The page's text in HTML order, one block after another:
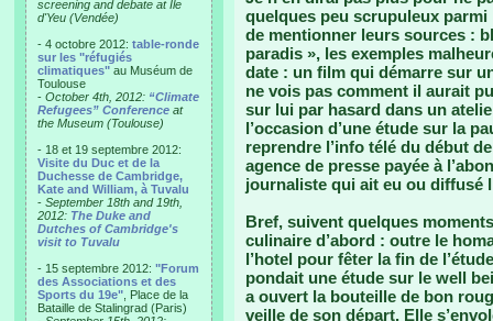
screening and debate at Ile
d'Yeu (Vendée)
- 4 octobre 2012: table-ronde
sur les "réfugiés
climatiques" au Muséum de
Toulouse
- October 4th, 2012: “Climate
Refugees” Conference at
the Museum (Toulouse)
- 18 et 19 septembre 2012:
Visite du Duc et de la
Duchesse de Cambridge,
Kate and William, à Tuvalu
- September 18th and 19th,
2012: The Duke and
Dutches of Cambridge's
visit to Tuvalu
- 15 septembre 2012: "Forum
des Associations et des
Sports du 19e" , Place de la
Bataille de Stalingrad (Paris)
quelques peu scrupuleux
de mentionner leurs sources :
paradis », les exemples
date : un film qui démarre sur
ne vois pas comment il aurait
sur lui par hasard dans un
l’occasion d’une étude sur la
reprendre l’info télé du début
agence de presse payée à
journaliste qui ait eu ou diffusé
Bref, suivent quelques
culinaire d’abord : outre le
l’hotel pour fêter la fin de
pondait une étude sur le well
a ouvert la bouteille de bon
veille de son départ. Elle